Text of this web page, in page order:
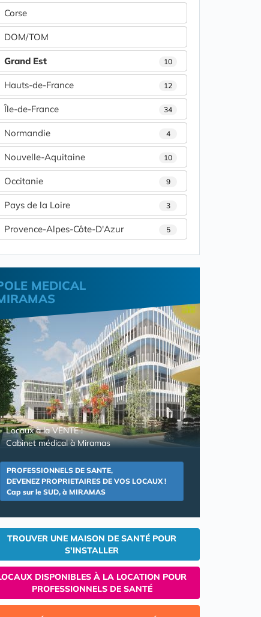
Corse
DOM/TOM
Grand Est 10
Hauts-de-France 12
Île-de-France 34
Normandie 4
Nouvelle-Aquitaine 10
Occitanie 9
Pays de la Loire 3
Provence-Alpes-Côte-D'Azur 5
MEDICAL
Locaux à la VENTE :
Cabinet médical à Miramas
PROFESSIONNELS DE SANTE,
DEVENEZ PROPRIETAIRES DE VOS LOCAUX !
Cap sur le SUD, à MIRAMAS
TROUVER UNE MAISON DE SANTÉ POUR
S'INSTALLER
DISPONIBLES À LA LOCATION POUR
PROFESSIONNELS DE SANTÉ